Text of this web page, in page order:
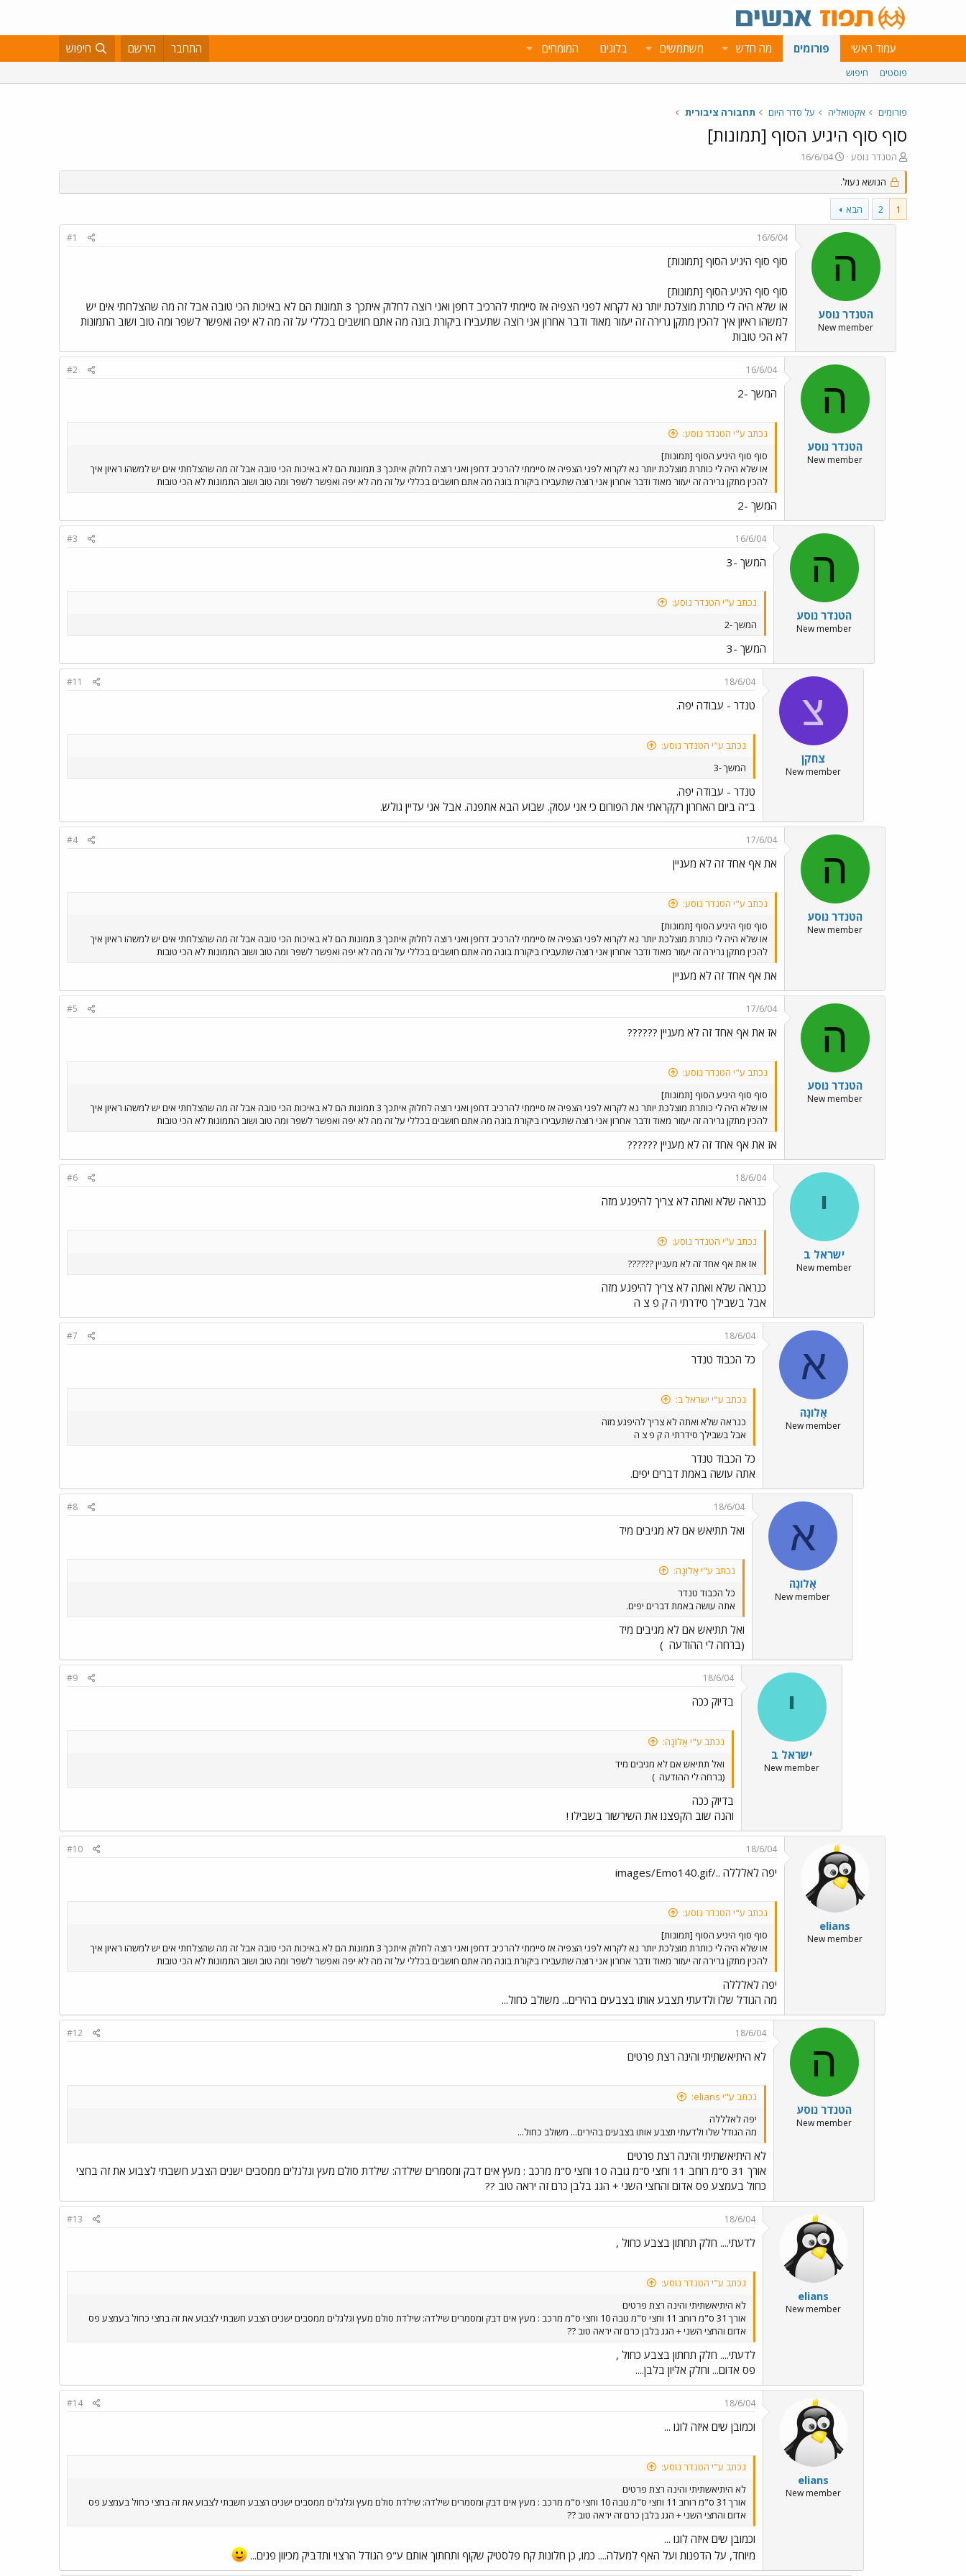
עמוד ראשי פורומים מה חדש משתמשים בלוגים המומחים התחבר הירשם חיפוש
פוסטים חיפוש
פורומים אקטואליה על סדר היום תחבורה ציבורית
סוף סוף היגיע הסוף [תמונות]
פ
ו
ת
ח
ה
נ
הטנדר נוסע
פ
ו
ס
ב
ת
16/6/04
הנושא נעול.
1
2 הבא
ה
הטנדר נוסע
New member
16/6/04
#1
סוף סוף היגיע הסוף [תמונות]
סוף סוף היגיע הסוף [תמונות]
או שלא היה לי כותרת מוצלכת יותר נא לקרוא לפני הצפיה אז סיימתי להרכיב דחפן ואני רוצה לחלוק איתכך 3 תמונות הם לא באיכות הכי טובה אבל זה מה שהצלחתי אים יש
למשהו ראיון איך להכין מתקן גרירה זה יעזור מאוד ודבר אחרון אני רוצה שתעבירו ביקורת בונה מה אתם חושבים בכללי על זה מה לא יפה ואפשר לשפר ומה טוב ושוב התמונות
לא הכי טובות
ה
הטנדר נוסע
New member
16/6/04
#2
המשך -2
נכתב ע"י הטנדר נוסע:
סוף סוף היגיע הסוף [תמונות]
או שלא היה לי כותרת מוצלכת יותר נא לקרוא לפני הצפיה אז סיימתי להרכיב דחפן ואני רוצה לחלוק איתכך 3 תמונות הם לא באיכות הכי טובה אבל זה מה שהצלחתי אים יש למשהו ראיון איך
להכין מתקן גרירה זה יעזור מאוד ודבר אחרון אני רוצה שתעבירו ביקורת בונה מה אתם חושבים בכללי על זה מה לא יפה ואפשר לשפר ומה טוב ושוב התמונות לא הכי טובות
המשך -2
ה
הטנדר נוסע
New member
16/6/04
#3
המשך -3
נכתב ע"י הטנדר נוסע:
המשך -2
המשך -3
צ
צחקן
New member
18/6/04
#11
טנדר - עבודה יפה.
נכתב ע"י הטנדר נוסע:
המשך -3
טנדר - עבודה יפה.
ב"ה ביום האחרון רקקראתי את הפורום כי אני עסוק. שבוע הבא אתפנה. אבל אני עדיין גולש.
ה
הטנדר נוסע
New member
17/6/04
#4
את אף אחד זה לא מעניין
נכתב ע"י הטנדר נוסע:
סוף סוף היגיע הסוף [תמונות]
או שלא היה לי כותרת מוצלכת יותר נא לקרוא לפני הצפיה אז סיימתי להרכיב דחפן ואני רוצה לחלוק איתכך 3 תמונות הם לא באיכות הכי טובה אבל זה מה שהצלחתי אים יש למשהו ראיון איך
להכין מתקן גרירה זה יעזור מאוד ודבר אחרון אני רוצה שתעבירו ביקורת בונה מה אתם חושבים בכללי על זה מה לא יפה ואפשר לשפר ומה טוב ושוב התמונות לא הכי טובות
את אף אחד זה לא מעניין
ה
הטנדר נוסע
New member
17/6/04
#5
אז את אף אחד זה לא מעניין ??????
נכתב ע"י הטנדר נוסע:
סוף סוף היגיע הסוף [תמונות]
או שלא היה לי כותרת מוצלכת יותר נא לקרוא לפני הצפיה אז סיימתי להרכיב דחפן ואני רוצה לחלוק איתכך 3 תמונות הם לא באיכות הכי טובה אבל זה מה שהצלחתי אים יש למשהו ראיון איך
להכין מתקן גרירה זה יעזור מאוד ודבר אחרון אני רוצה שתעבירו ביקורת בונה מה אתם חושבים בכללי על זה מה לא יפה ואפשר לשפר ומה טוב ושוב התמונות לא הכי טובות
אז את אף אחד זה לא מעניין ??????
י
ישראל ב
New member
18/6/04
#6
כנראה שלא ואתה לא צריך להיפגע מזה
נכתב ע"י הטנדר נוסע:
אז את אף אחד זה לא מעניין ??????
כנראה שלא ואתה לא צריך להיפגע מזה
אבל בשבילך סידרתי ה ק פ צ ה
א
אָלוֹנָה
New member
18/6/04
#7
כל הכבוד טנדר
נכתב ע"י ישראל ב:
כנראה שלא ואתה לא צריך להיפגע מזה
אבל בשבילך סידרתי ה ק פ צ ה
כל הכבוד טנדר
אתה עושה באמת דברים יפים.
א
אָלוֹנָה
New member
18/6/04
#8
ואל תתיאש אם לא מגיבים מיד
נכתב ע"י אָלוֹנָה:
כל הכבוד טנדר
אתה עושה באמת דברים יפים.
ואל תתיאש אם לא מגיבים מיד
(ברחה לי ההודעה )
י
ישראל ב
New member
18/6/04
#9
בדיוק ככה
נכתב ע"י אָלוֹנָה:
ואל תתיאש אם לא מגיבים מיד
(ברחה לי ההודעה )
בדיוק ככה
והנה שוב הקפצנו את השירשור בשבילו !
elians
New member
18/6/04
#10
יפה לאלללה ../images/Emo140.gif
נכתב ע"י הטנדר נוסע:
סוף סוף היגיע הסוף [תמונות]
או שלא היה לי כותרת מוצלכת יותר נא לקרוא לפני הצפיה אז סיימתי להרכיב דחפן ואני רוצה לחלוק איתכך 3 תמונות הם לא באיכות הכי טובה אבל זה מה שהצלחתי אים יש למשהו ראיון איך
להכין מתקן גרירה זה יעזור מאוד ודבר אחרון אני רוצה שתעבירו ביקורת בונה מה אתם חושבים בכללי על זה מה לא יפה ואפשר לשפר ומה טוב ושוב התמונות לא הכי טובות
יפה לאלללה
מה הגודל שלו ולדעתי תצבע אותו בצבעים בהירים... משולב כחול...
ה
הטנדר נוסע
New member
18/6/04
#12
לא היתיאשתיתי והינה רצת פרטים
נכתב ע"י elians:
יפה לאלללה
מה הגודל שלו ולדעתי תצבע אותו בצבעים בהירים... משולב כחול...
לא היתיאשתיתי והינה רצת פרטים
אורך 31 ס"מ רוחב 11 וחצי ס"מ גובה 10 וחצי ס"מ מרכב : מעץ אים דבק ומסמרים שילדה: שילדת סולם מעץ וגלגלים ממסבים ישנים הצבע חשבתי לצבוע את זה בחצי
כחול בעמצע פס אדום והחצי השני + הגג בלבן כרם זה יראה טוב ??
elians
New member
18/6/04
#13
לדעתי.... חלק תחתון בצבע כחול ,
נכתב ע"י הטנדר נוסע:
לא היתיאשתיתי והינה רצת פרטים
אורך 31 ס"מ רוחב 11 וחצי ס"מ גובה 10 וחצי ס"מ מרכב : מעץ אים דבק ומסמרים שילדה: שילדת סולם מעץ וגלגלים ממסבים ישנים הצבע חשבתי לצבוע את זה בחצי כחול בעמצע פס
אדום והחצי השני + הגג בלבן כרם זה יראה טוב ??
לדעתי.... חלק תחתון בצבע כחול ,
פס אדום... וחלק אליון בלבן....
elians
New member
18/6/04
#14
וכמובן שים איזה לוגו ...
נכתב ע"י הטנדר נוסע:
לא היתיאשתיתי והינה רצת פרטים
אורך 31 ס"מ רוחב 11 וחצי ס"מ גובה 10 וחצי ס"מ מרכב : מעץ אים דבק ומסמרים שילדה: שילדת סולם מעץ וגלגלים ממסבים ישנים הצבע חשבתי לצבוע את זה בחצי כחול בעמצע פס
אדום והחצי השני + הגג בלבן כרם זה יראה טוב ??
וכמובן שים איזה לוגו ...
מיוחד, על הדפנות ועל האף למעלה.... כמו, כן חלונות קח פלסטיק שקוף ותחתוך אותם ע"פ הגודל הרצוי ותדביק מכיוון פנים...